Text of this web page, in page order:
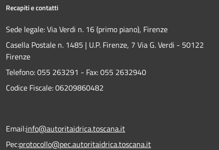
Recapiti e contatti
Sede legale: Via Verdi n. 16 (primo piano), Firenze
Casella Postale n. 1485 | U.P. Firenze, 7 Via G. Verdi - 50122
Firenze
Telefono:055 263291 - Fax:055 2632940
Codice Fiscale: 06209860482
Email:info@autoritaidrica.toscana.it
Pec:protocollo@pec.autoritaidrica.toscana.it